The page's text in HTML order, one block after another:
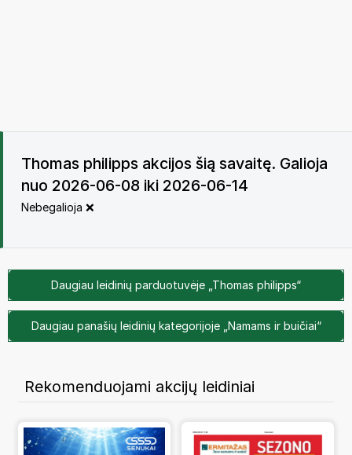
Thomas philipps akcijos šią savaitę. Galioja
nuo 2026-06-08 iki 2026-06-14
Nebegalioja ❌
Daugiau leidinių parduotuvėje „Thomas philipps“
Daugiau panašių leidinių kategorijoje „Namams ir buičiai“
Rekomenduojami akcijų leidiniai